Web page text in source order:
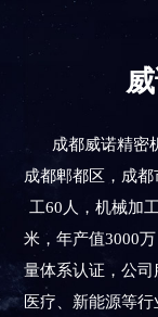
成都威诺精密
成都郫都区，成
工60人，机械加
米，年产值3000
量体系认证，公司
医疗、新能源等